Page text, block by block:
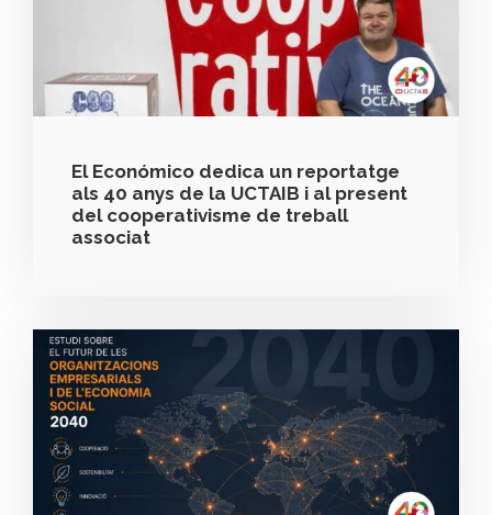
El Económico dedica un reportatge
als 40 anys de la UCTAIB i al present
del cooperativisme de treball
associat